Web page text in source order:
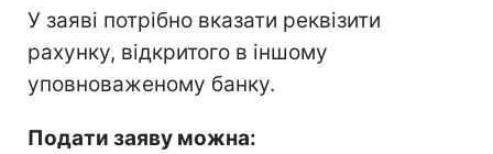
У заяві потрібно вказати реквізити
рахунку, відкритого в іншому
уповноваженому банку.
Подати заяву можна: